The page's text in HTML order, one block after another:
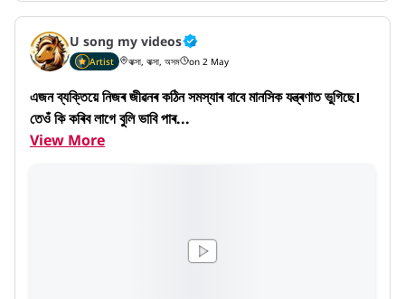
U song my videos
Artist বাক্সা, বাক্সা, অসম on 2 May
এজন ব্যক্তিয়ে নিজৰ জীৱনৰ কঠিন সমস্যাৰ বাবে মানসিক যন্ত্ৰণাত ভুগিছে।
তেওঁ কি কৰিব লাগে বুলি ভাবি পাৰ...
View More